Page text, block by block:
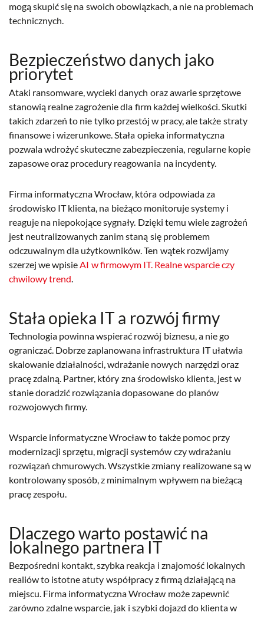
mogą skupić się na swoich obowiązkach, a nie na problemach
technicznych.
Bezpieczeństwo danych jako
priorytet
Ataki ransomware, wycieki danych oraz awarie sprzętowe
stanowią realne zagrożenie dla firm każdej wielkości. Skutki
takich zdarzeń to nie tylko przestój w pracy, ale także straty
finansowe i wizerunkowe. Stała opieka informatyczna
pozwala wdrożyć skuteczne zabezpieczenia, regularne kopie
zapasowe oraz procedury reagowania na incydenty.
Firma informatyczna Wrocław, która odpowiada za
środowisko IT klienta, na bieżąco monitoruje systemy i
reaguje na niepokojące sygnały. Dzięki temu wiele zagrożeń
jest neutralizowanych zanim staną się problemem
odczuwalnym dla użytkowników. Ten wątek rozwijamy
szerzej we wpisie AI w firmowym IT. Realne wsparcie czy
chwilowy trend
Stała opieka IT a rozwój firmy
Technologia powinna wspierać rozwój biznesu, a nie go
ograniczać. Dobrze zaplanowana infrastruktura IT ułatwia
skalowanie działalności, wdrażanie nowych narzędzi oraz
pracę zdalną. Partner, który zna środowisko klienta, jest w
stanie doradzić rozwiązania dopasowane do planów
rozwojowych firmy.
Wsparcie informatyczne Wrocław to także pomoc przy
modernizacji sprzętu, migracji systemów czy wdrażaniu
rozwiązań chmurowych. Wszystkie zmiany realizowane są w
kontrolowany sposób, z minimalnym wpływem na bieżącą
pracę zespołu.
Dlaczego warto postawić na
lokalnego partnera IT
Bezpośredni kontakt, szybka reakcja i znajomość lokalnych
realiów to istotne atuty współpracy z firmą działającą na
miejscu. Firma informatyczna Wrocław może zapewnić
zarówno zdalne wsparcie, jak i szybki dojazd do klienta w